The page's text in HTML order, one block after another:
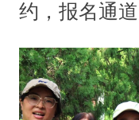
约，报名通